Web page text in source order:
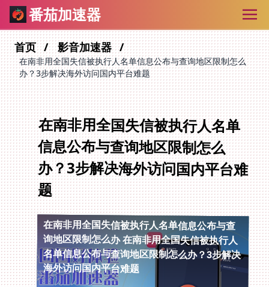
番茄加速器
首页 影音加速器
在南非用全国失信被执行人名单信息公布与查询地区限制怎么
办？3步解决海外访问国内平台难题
在南非用全国失信被执行人名单
信息公布与查询地区限制怎么
办？3步解决海外访问国内平台难
题
在南非用全国失信被执行人名单信息公布与查
询地区限制怎么办在南非用全国失信被执行人
名单信息公布与查询地区限制怎么办？3步解决
海外访问国内平台难题